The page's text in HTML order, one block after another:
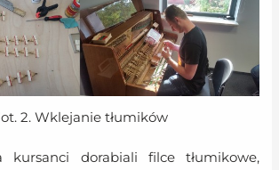
2. Wklejanie tłumików
kursanci dorabiali filce tłumikowe,